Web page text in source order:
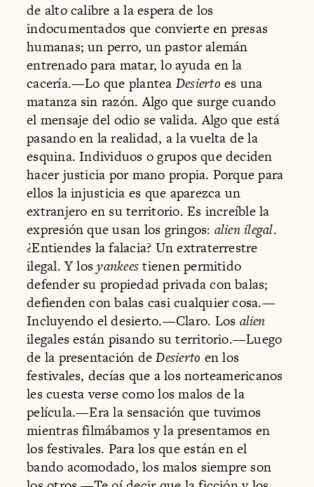
de alto calibre a la espera de los
indocumentados que convierte en presas
humanas; un perro, un pastor alemán
entrenado para matar, lo ayuda en la
cacería.—Lo que plantea Desierto es una
matanza sin razón. Algo que surge cuando
el mensaje del odio se valida. Algo que está
pasando en la realidad, a la vuelta de la
esquina. Individuos o grupos que deciden
hacer justicia por mano propia. Porque para
ellos la injusticia es que aparezca un
extranjero en su territorio. Es increíble la
expresión que usan los gringos: alien ilegal.
¿Entiendes la falacia? Un extraterrestre
ilegal. Y losyankeestienen permitido
defender su propiedad privada con balas;
defienden con balas casi cualquier cosa.—
Incluyendo el desierto.—Claro. Los alien
ilegales están pisando su territorio.—Luego
de la presentación deDesierto en los
festivales, decías que a los norteamericanos
les cuesta verse como los malos de la
película.—Era la sensación que tuvimos
mientras filmábamos y la presentamos en
los festivales. Para los que están en el
bando acomodado, los malos siempre son